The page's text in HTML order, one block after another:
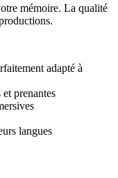
mémoire. La qualité
adapté à
prenantes
langues